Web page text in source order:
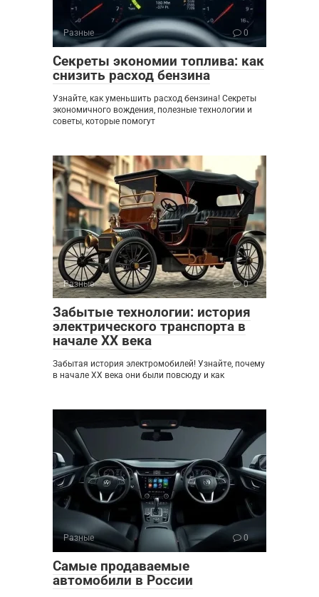
Разные 0
Секреты экономии топлива: как
снизить расход бензина
Узнайте, как уменьшить расход бензина! Секреты
экономичного вождения, полезные технологии и
советы, которые помогут
Разные 0
Забытые технологии: история
электрического транспорта в
начале XX века
Забытая история электромобилей! Узнайте, почему
в начале XX века они были повсюду и как
Разные 0
Самые продаваемые
автомобили в России